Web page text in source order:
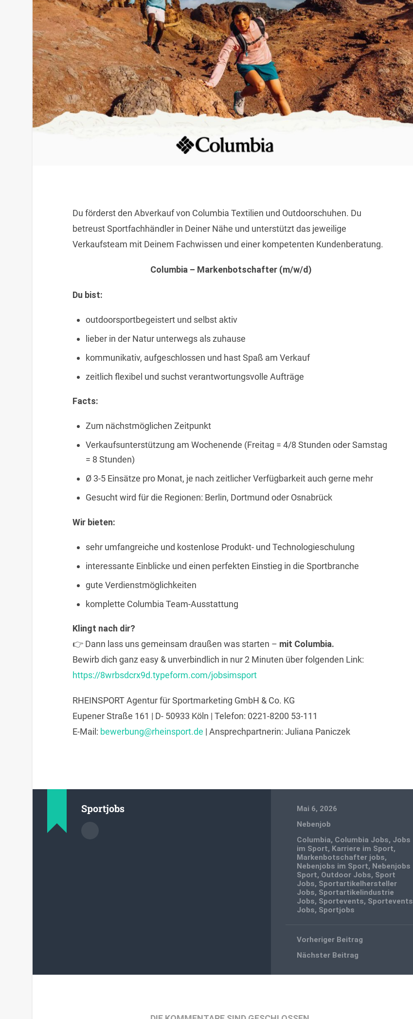
Du förderst den Abverkauf von Columbia Textilien und Outdoorschuhen. Du
betreust Sportfachhändler in Deiner Nähe und unterstützt das jeweilige
Verkaufsteam mit Deinem Fachwissen und einer kompetenten Kundenberatung.
Columbia – Markenbotschafter (m/w/d)
Du bist:
outdoorsportbegeistert und selbst aktiv
lieber in der Natur unterwegs als zuhause
kommunikativ, aufgeschlossen und hast Spaß am Verkauf
zeitlich flexibel und suchst verantwortungsvolle Aufträge
Facts:
Zum nächstmöglichen Zeitpunkt
Verkaufsunterstützung am Wochenende (Freitag = 4/8 Stunden oder Samstag
= 8 Stunden)
Ø 3-5 Einsätze pro Monat, je nach zeitlicher Verfügbarkeit auch gerne mehr
Gesucht wird für die Regionen: Berlin, Dortmund oder Osnabrück
Wir bieten:
sehr umfangreiche und kostenlose Produkt- und Technologieschulung
interessante Einblicke und einen perfekten Einstieg in die Sportbranche
gute Verdienstmöglichkeiten
komplette Columbia Team-Ausstattung
Klingt nach dir?
👉 Dann lass uns gemeinsam draußen was starten – mit Columbia.
Bewirb dich ganz easy & unverbindlich in nur 2 Minuten über folgenden Link:
https://8wrbsdcrx9d.typeform.com/jobsimsport
RHEINSPORT Agentur für Sportmarketing GmbH & Co. KG
Eupener Straße 161 | D- 50933 Köln | Telefon: 0221-8200 53-111
E-Mail: bewerbung@rheinsport.de | Ansprechpartnerin: Juliana Paniczek
Sportjobs
Mai 6, 2026
Nebenjob
Columbia, Columbia Jobs, Jobs
im Sport, Karriere im Sport,
Markenbotschafter jobs,
Nebenjobs im Sport, Nebenjobs
Sport, Outdoor Jobs, Sport
Jobs, Sportartikelhersteller
Jobs, Sportartikelindustrie
Jobs, Sportevents, Sportevents
Jobs, Sportjobs
Vorheriger Beitrag
Nächster Beitrag